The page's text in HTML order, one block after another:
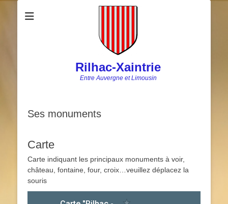
Rilhac-Xaintrie
Entre Auvergne et Limousin
Ses monuments
Carte
Carte indiquant les principaux monuments à voir,
château, fontaine, four, croix…veuillez déplacez la
souris